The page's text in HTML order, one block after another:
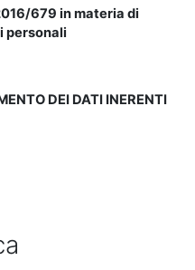
679 in materia di
personali
DEI DATI INERENTI